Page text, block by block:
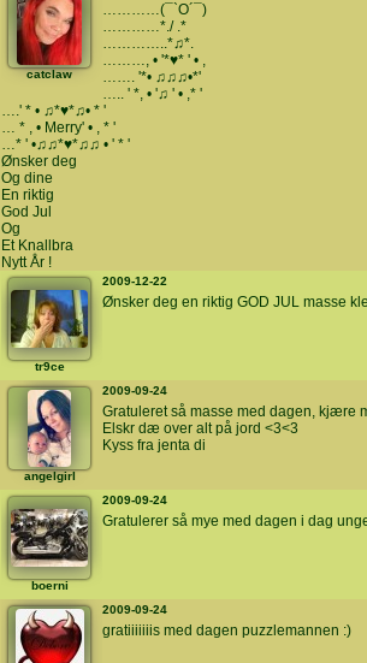
catclaw
…………(¯`O´¯)
…………*./ .*
…………..*♫*.
………, • '*♥* ' • ,
……. '*• ♫♫♫•*'
….. ' *, • '♫ ' • ,* '
….' * • ♫*♥*♫• * '
… * , • Merry' • , * '
…* ' •♫♫*♥*♫♫ • ' * '
Ønsker deg
Og dine
En riktig
God Jul
Og
Et Knallbra
Nytt År !
tr9ce
2009-12-22
Ønsker deg en riktig GOD JUL masse
angelgirl
2009-09-24
Gratuleret så masse med dagen, kjære
Elskr dæ over alt på jord <3<3
Kyss fra jenta di
boerni
2009-09-24
Gratulerer så mye med dagen i dag
2009-09-24
gratiiiiiiis med dagen puzzlemannen :)